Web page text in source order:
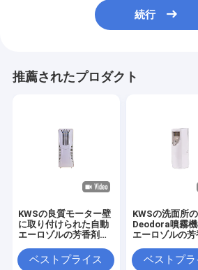
続行
推薦されたプロダクト
KWSの良質モーター壁
に取り付けられた自動
エーロゾルの芳香剤デ
ベストプライス
KWSの洗面所の
Deodora噴霧
エーロゾルの芳
ベストプラ